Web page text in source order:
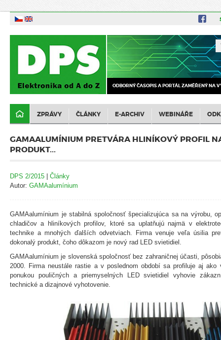
ODBORNÝ ČASOPIS A PORTÁL ZAMĚŘENÝ NA
ZPRÁVY ČLÁNKY E-ARCHIV WEBINÁŘE
GAMAALUMÍNIUM PRETVÁRA HLINÍKOVÝ PROFIL
PRODUKT...
DPS 2/2015 | Články
Autor: GAMAalumínium
GAMAalumínium je stabilná spoločnosť špecializujúca sa na výrobu,
chladičov a hliníkových profilov, ktoré sa uplatňujú najmä v
technike a mnohých ďalších odvetviach. Firma venuje veľa úsilia
dokonalý produkt, čoho dôkazom je nový rad LED svietidiel.
GAMAalumínium je slovenská spoločnosť bez zahraničnej účasti,
2000. Firma neustále rastie a v poslednom období sa profiluje aj ako
ponukou pouličných a priemyselných LED svietidiel vyhovie
technické a dizajnové vyhotovenie.